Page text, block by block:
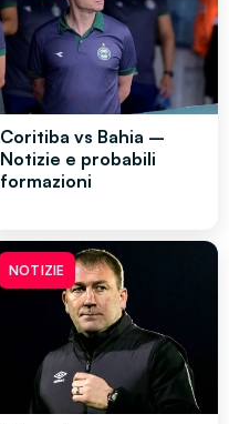
Coritiba vs Bahia –
Notizie e probabili
formazioni
NOTIZIE